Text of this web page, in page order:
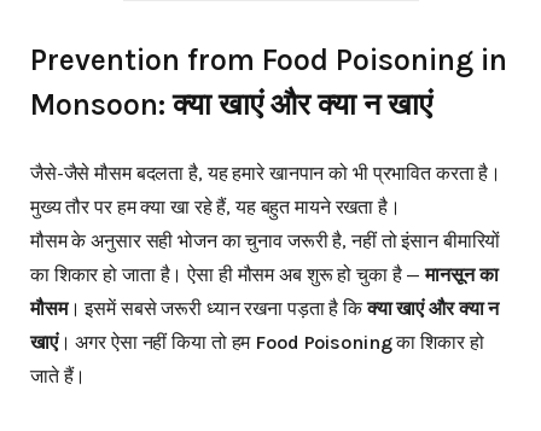
Prevention from Food Poisoning in
Monsoon: क्या खाएं और क्या न खाएं
जैसे-जैसे मौसम बदलता है, यह हमारे खानपान को भी प्रभावित करता है।
मुख्य तौर पर हम क्या खा रहे हैं, यह बहुत मायने रखता है।
मौसम के अनुसार सही भोजन का चुनाव जरूरी है, नहीं तो इंसान बीमारियों
का शिकार हो जाता है। ऐसा ही मौसम अब शुरू हो चुका है —मानसून का
मौसम। इसमें सबसे जरूरी ध्यान रखना पड़ता है किक्या खाएं और क्या न
खाएं। अगर ऐसा नहीं किया तो हम Food Poisoningका शिकार हो
जाते हैं।